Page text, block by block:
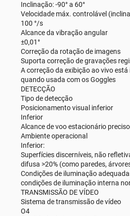
Inclinação: -90° a 60°
Velocidade máx. controlável
100 °/s
Alcance da vibração angular
±0,01°
Correção da rotação de imagens
Suporta correção de gravações
A correção da exibição ao vivo
quando usada com os Goggles
DETECÇÃO
Tipo de detecção
Posicionamento visual inferior
Inferior
Alcance de voo estacionário
Ambiente operacional
Inferior:
Superfícies discerníveis, não
difusa >20% (como paredes,
Condições de iluminação
condições de iluminação interna
TRANSMISSÃO DE VÍDEO
Sistema de transmissão de vídeo
O4